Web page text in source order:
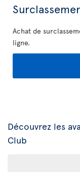
Achat de
ligne.
Découvrez les
Club